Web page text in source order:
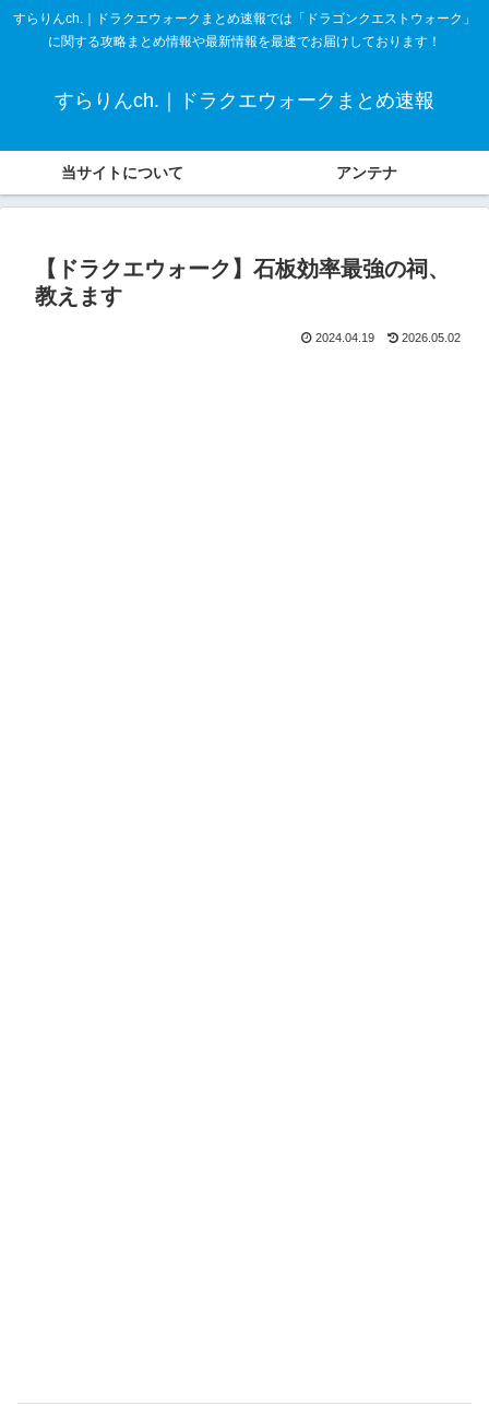
すらりんch.｜ドラクエウォークまとめ速報では「ドラゴンクエストウォーク」
に関する攻略まとめ情報や最新情報を最速でお届けしております！
すらりんch.｜ドラクエウォークまとめ速報
当サイトについて アンテナ
【ドラクエウォーク】石板効率最強の祠、
教えます
2024.04.19 2026.05.02